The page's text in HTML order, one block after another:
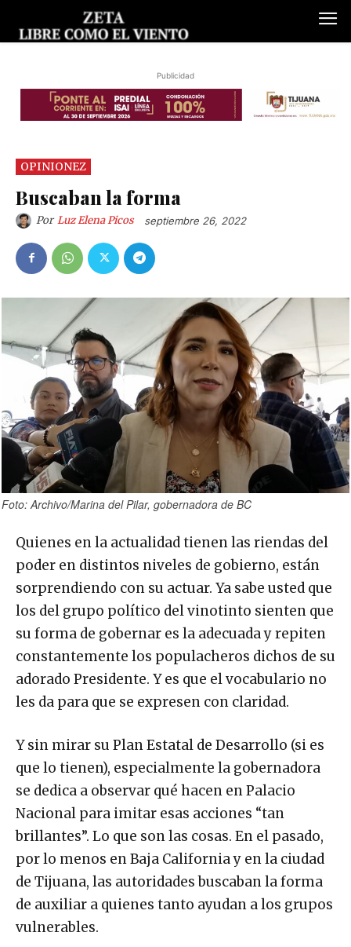
Publicidad
OPINIONEZ
Buscaban la forma
Por Luz Elena Picos septiembre 26, 2022
Foto: Archivo/Marina del Pilar, gobernadora de BC
Quienes en la actualidad tienen las riendas del
poder en distintos niveles de gobierno, están
sorprendiendo con su actuar. Ya sabe usted que
los del grupo político del vinotinto sienten que
su forma de gobernar es la adecuada y repiten
constantemente los populacheros dichos de su
adorado Presidente. Y es que el vocabulario no
les da para que se expresen con claridad.
Y sin mirar su Plan Estatal de Desarrollo (si es
que lo tienen), especialmente la gobernadora
se dedica a observar qué hacen en Palacio
Nacional para imitar esas acciones “tan
brillantes”. Lo que son las cosas. En el pasado,
por lo menos en Baja California y en la ciudad
de Tijuana, las autoridades buscaban la forma
de auxiliar a quienes tanto ayudan a los grupos
vulnerables.